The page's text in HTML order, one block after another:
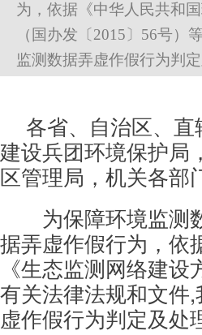
为，依据《中华人民共和
（国办发〔2015〕56号
监测数据弄虚作假行为判
各省、自治区、
建设兵团环境保护局
区管理局，机关各部
为保障环境监测
据弄虚作假行为，依
《生态监测网络建
有关法律法规和文件
虚作假行为判定及处